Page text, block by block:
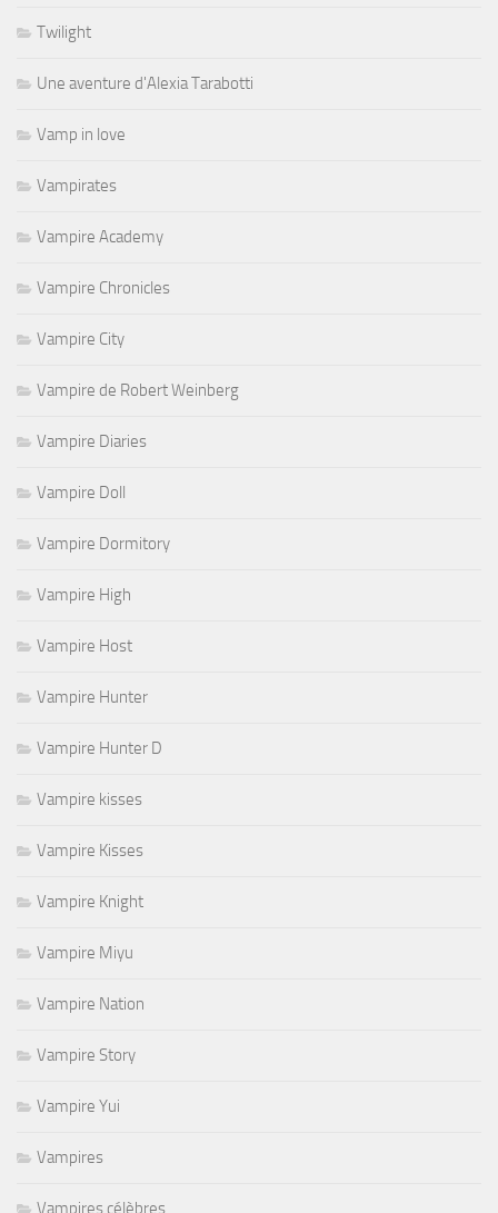
Twilight
Une aventure d'Alexia Tarabotti
Vamp in love
Vampirates
Vampire Academy
Vampire Chronicles
Vampire City
Vampire de Robert Weinberg
Vampire Diaries
Vampire Doll
Vampire Dormitory
Vampire High
Vampire Host
Vampire Hunter
Vampire Hunter D
Vampire kisses
Vampire Kisses
Vampire Knight
Vampire Miyu
Vampire Nation
Vampire Story
Vampire Yui
Vampires